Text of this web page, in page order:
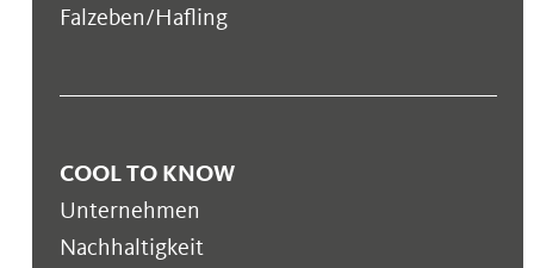
Falzeben/Hafling
COOL TO KNOW
Unternehmen
Nachhaltigkeit